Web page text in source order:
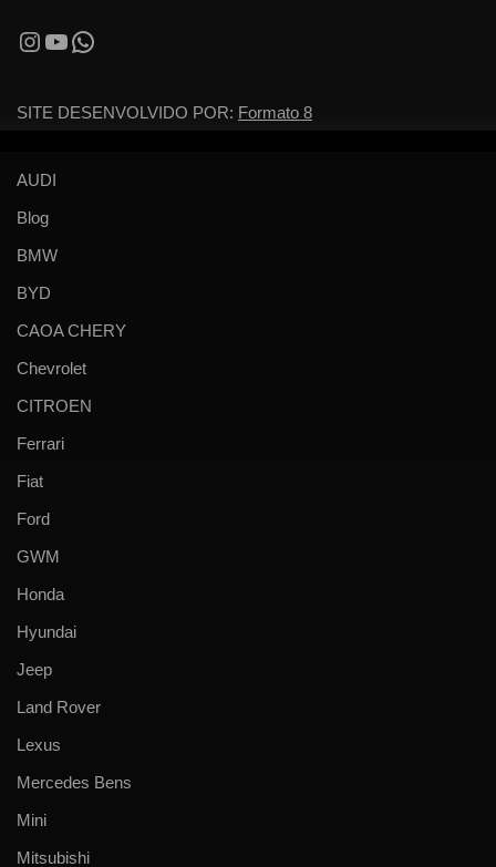
SITE DESENVOLVIDO POR: Formato 8
AUDI
Blog
BMW
BYD
CAOA CHERY
Chevrolet
CITROEN
Ferrari
Fiat
Ford
GWM
Honda
Hyundai
Jeep
Land Rover
Lexus
Mercedes Bens
Mini
Mitsubishi